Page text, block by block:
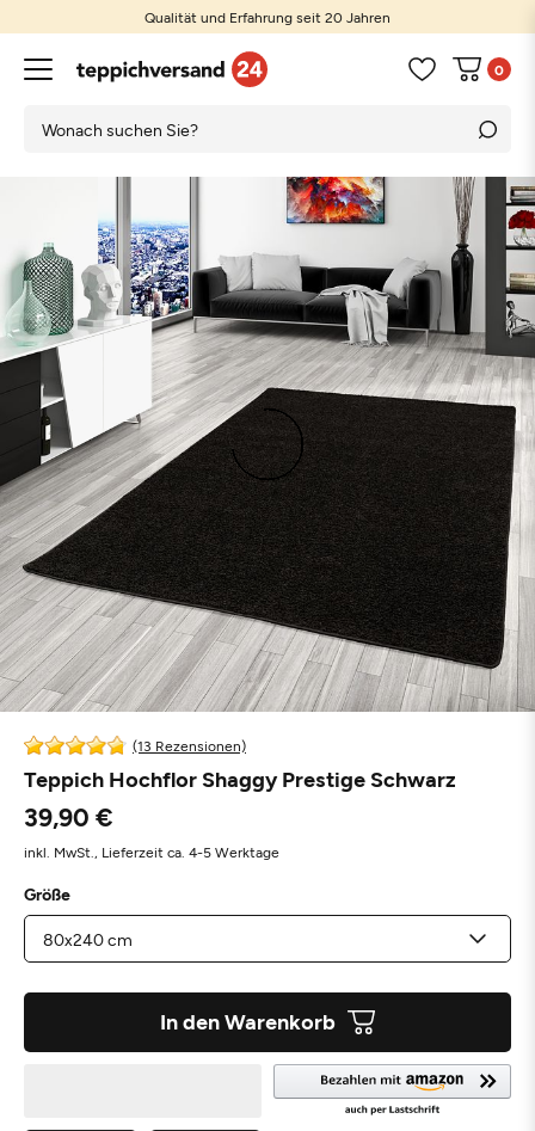
Qualität und Erfahrung seit 20 Jahren
0
(13 Rezensionen)
Teppich Hochflor Shaggy Prestige Schwarz
39,90 €
inkl. MwSt., Lieferzeit ca. 4-5 Werktage
Größe
In den Warenkorb